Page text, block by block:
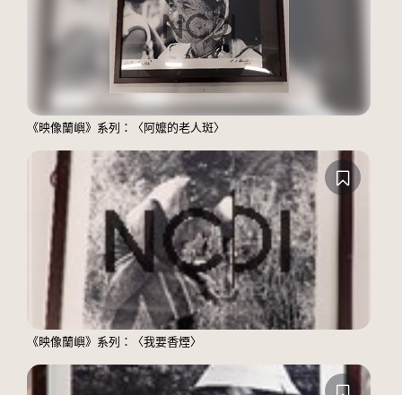
《映像蘭嶼》系列：〈阿嬤的老人斑〉
《映像蘭嶼》系列：〈我要香煙〉